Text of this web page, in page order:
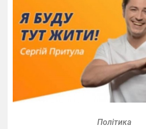
Політика